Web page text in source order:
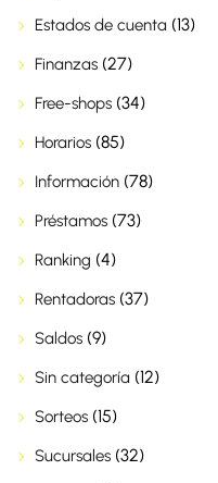
Estados de cuenta (13)
Finanzas (27)
Free-shops (34)
Horarios (85)
Información (78)
Préstamos (73)
Ranking (4)
Rentadoras (37)
Saldos (9)
Sin categoría (12)
Sorteos (15)
Sucursales (32)